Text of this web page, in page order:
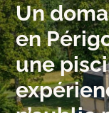
Un
en
une